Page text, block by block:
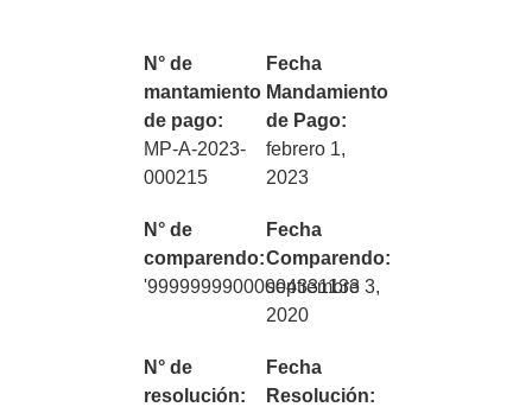
N° de
mantamiento
de pago:
MP-A-2023-
000215
Fecha
Mandamiento
de Pago:
febrero 1,
2023
N° de
comparendo:
'99999999000004331133
Fecha
Comparendo:
septiembre 3,
2020
N° de
resolución:
Fecha
Resolución: